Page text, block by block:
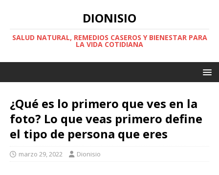
DIONISIO
SALUD NATURAL, REMEDIOS CASEROS Y BIENESTAR PARA
LA VIDA COTIDIANA
¿Qué es lo primero que ves en la
foto? Lo que veas primero define
el tipo de persona que eres
marzo 29, 2022 Dionisio